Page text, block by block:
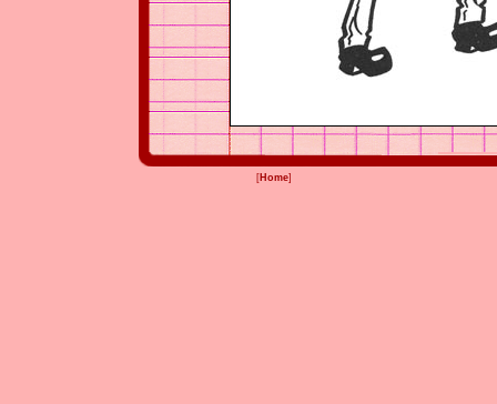
[Home]